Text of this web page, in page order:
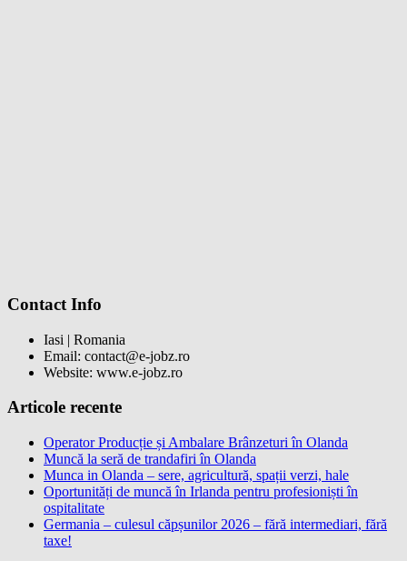
Contact Info
Iasi | Romania
Email: contact@e-jobz.ro
Website: www.e-jobz.ro
Articole recente
Operator Producție și Ambalare Brânzeturi în Olanda
Muncă la seră de trandafiri în Olanda
Munca in Olanda – sere, agricultură, spații verzi, hale
Oportunități de muncă în Irlanda pentru profesioniști în
ospitalitate
Germania – culesul căpșunilor 2026 – fără intermediari, fără
taxe!